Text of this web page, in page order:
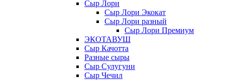
Сыр Лори
Сыр Лори Экокат
Сыр Лори разный
Сыр Лори Премиум
ЭКОТАВУШ
Сыр Качотта
Разные сыры
Сыр Сулугуни
Сыр Чечил